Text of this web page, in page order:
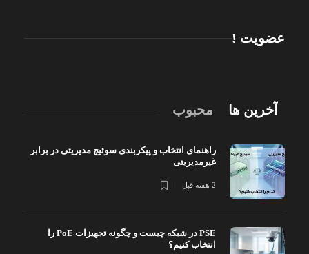
عضویت !
آخرین ها محبوب
راهنمای انتخاب و پیکربندی سوئیچ مدیریتی در برابر
غیرمدیریتی
2 هفته قبل
PSE در شبکه چیست و چگونه تجهیزات PoE را
انتخاب کنیم؟